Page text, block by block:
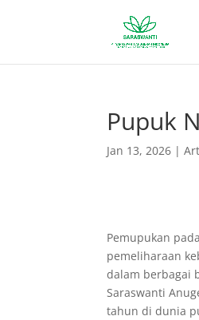
Pupuk
Jan 13, 2026 |
Pemupukan
pemeliharaan
dalam berbagai
Saraswanti
tahun di dunia